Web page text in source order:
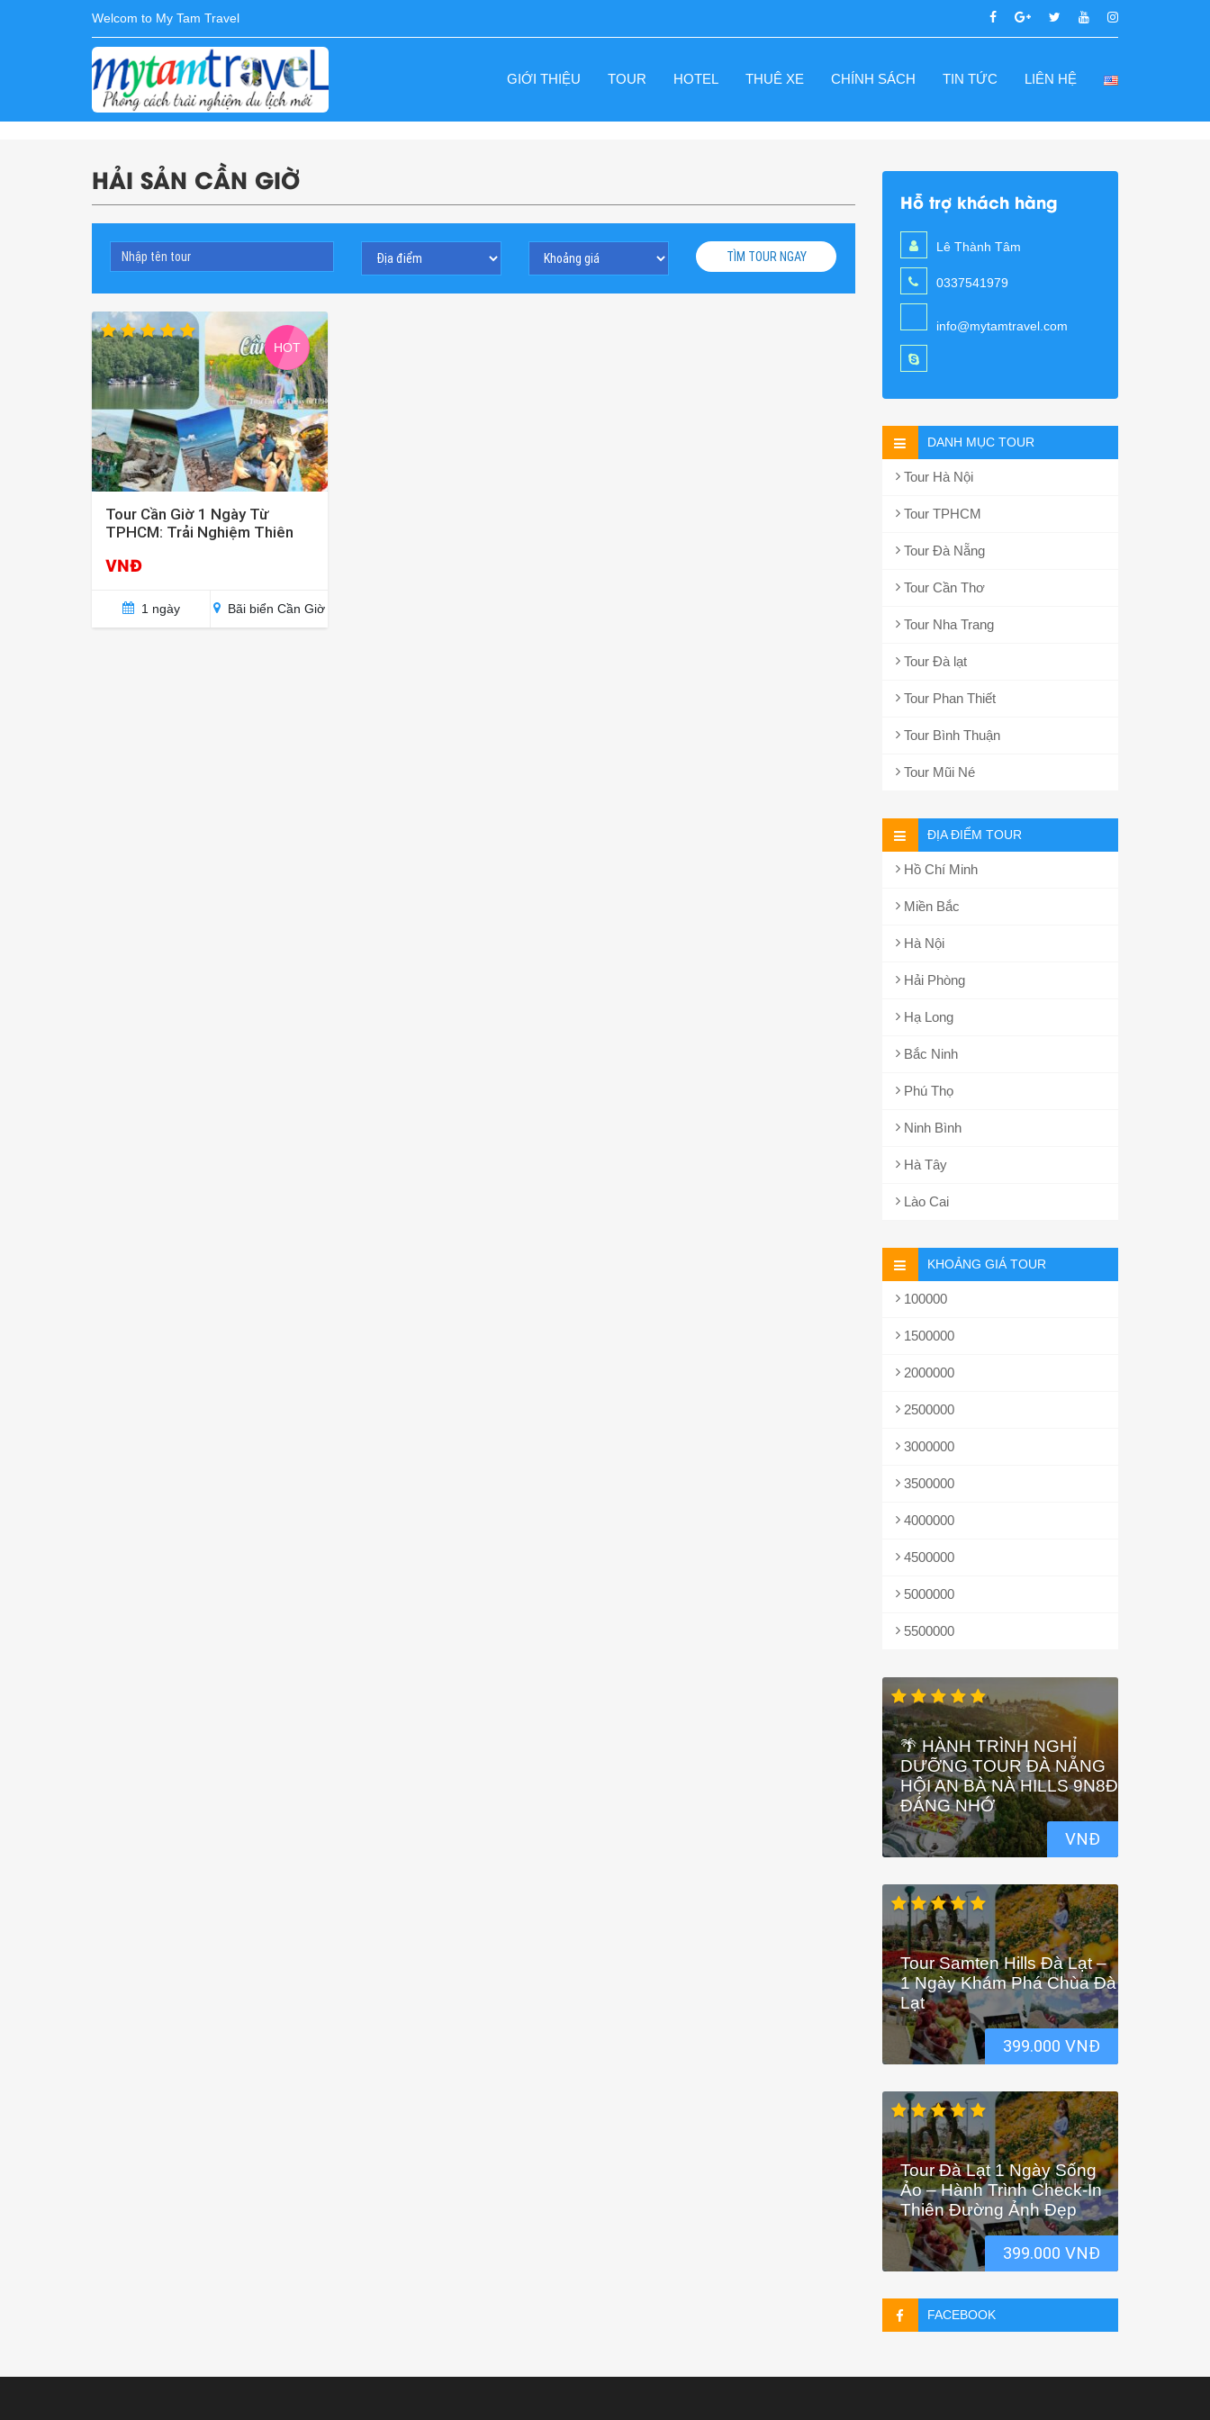
Welcom to My Tam Travel
GIỚI THIỆU TOUR HOTEL THUÊ XE CHÍNH SÁCH TIN TỨC LIÊN HỆ
HẢI SẢN CẦN GIỜ
TÌM TOUR NGAY
HOT
Tour Cần Giờ 1 Ngày Từ
TPHCM: Trải Nghiệm Thiên
VNĐ
1 ngày Bãi biển Cần Giờ
Hỗ trợ khách hàng
Lê Thành Tâm
0337541979
info@mytamtravel.com
DANH MỤC TOUR
Tour Hà Nội
Tour TPHCM
Tour Đà Nẵng
Tour Cần Thơ
Tour Nha Trang
Tour Đà lạt
Tour Phan Thiết
Tour Bình Thuận
Tour Mũi Né
ĐỊA ĐIỂM TOUR
Hồ Chí Minh
Miền Bắc
Hà Nội
Hải Phòng
Hạ Long
Bắc Ninh
Phú Thọ
Ninh Bình
Hà Tây
Lào Cai
KHOẢNG GIÁ TOUR
100000
1500000
2000000
2500000
3000000
3500000
4000000
4500000
5000000
5500000
🌴 HÀNH TRÌNH NGHỈ
DƯỠNG TOUR ĐÀ NẴNG
HỘI AN BÀ NÀ HILLS 9N8Đ
ĐÁNG NHỚ
VNĐ
Tour Samten Hills Đà Lạt –
1 Ngày Khám Phá Chùa Đà
Lạt
399.000 VNĐ
Tour Đà Lạt 1 Ngày Sống
Ảo – Hành Trình Check-In
Thiên Đường Ảnh Đẹp
399.000 VNĐ
FACEBOOK